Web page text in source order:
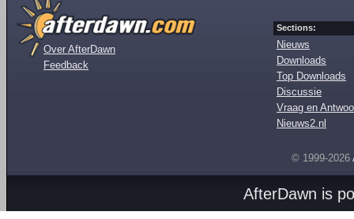
Over AfterDawn
Feedback
Sections:
Nieuws
Downloads
Top Downloads
Discussie
Vraag en
Nieuws2.nl
© 1999-2026
AfterDawn is